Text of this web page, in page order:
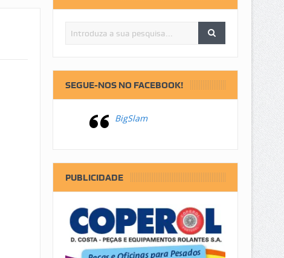
SEGUE-NOS NO FACEBOOK!
BigSlam
PUBLICIDADE